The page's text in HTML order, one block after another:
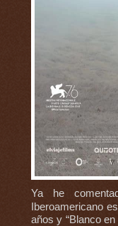
Ya he
Iberoamericano
años y “Blanco